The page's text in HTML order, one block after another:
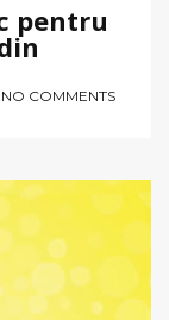
pentru
NO COMMENTS